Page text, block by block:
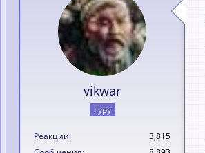
vikwar
Гуру
Реакции
3,815